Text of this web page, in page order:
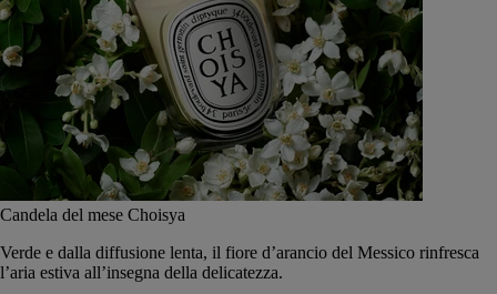
Candela del mese Choisya
Verde e dalla diffusione lenta, il fiore d’arancio del Messico rinfresca
l’aria estiva all’insegna della delicatezza.